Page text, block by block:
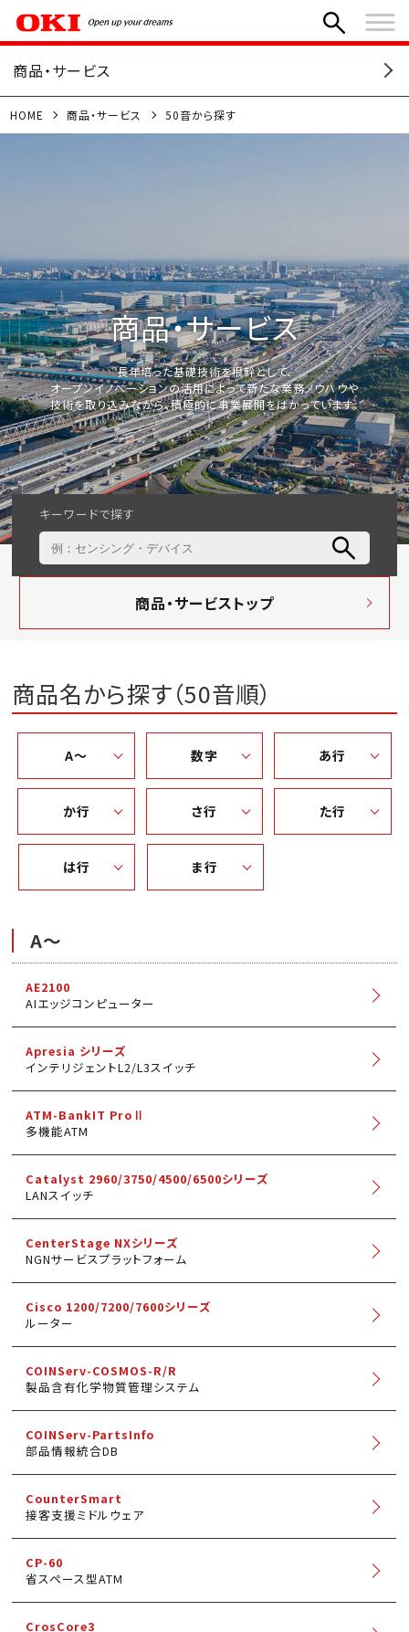
商品・サービス
HOME 商品・サービス 50音から探す
商品・サービス
長年培った基礎技術を根幹として、
オープンイノベーションの活用によって新たな業務ノウハウや
技術を取り込みながら、積極的に事業展開をはかっています。
キーワードで探す
商品・サービストップ
商品名から探す（50音順）
A～ 数字 あ行
か行 さ行 た行
は行 ま行
A～
AE2100
AIエッジコンピューター
Apresia シリーズ
インテリジェントL2/L3スイッチ
ATM-BankIT ProⅡ
多機能ATM
Catalyst 2960/3750/4500/6500シリーズ
LANスイッチ
CenterStage NXシリーズ
NGNサービスプラットフォーム
Cisco 1200/7200/7600シリーズ
ルーター
COINServ-COSMOS-R/R
製品含有化学物質管理システム
COINServ-PartsInfo
部品情報統合DB
CounterSmart
接客支援ミドルウェア
CP-60
省スペース型ATM
CrosCore3